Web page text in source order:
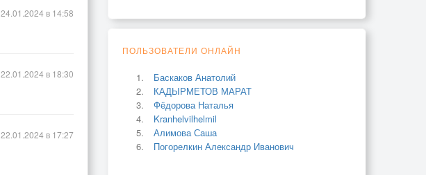
24.01.2024 в 14:58
22.01.2024 в 18:30
22.01.2024 в 17:27
ПОЛЬЗОВАТЕЛИ ОНЛАЙН
Баскаков Анатолий
КАДЫРМЕТОВ МАРАТ
Фёдорова Наталья
Kranhelvilhelmil
Алимова Саша
Погорелкин Александр Иванович